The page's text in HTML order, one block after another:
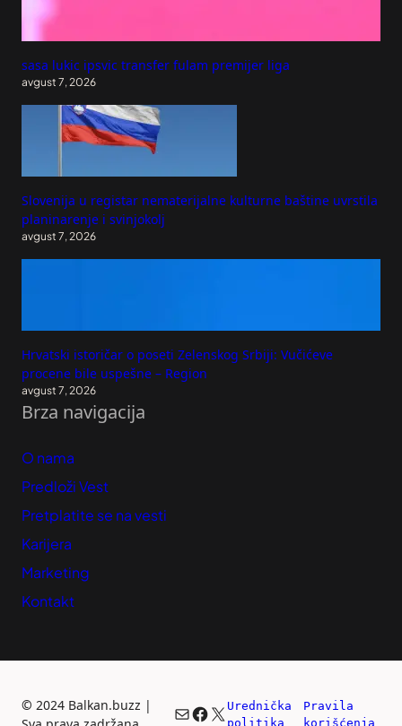
sasa lukic ipsvic transfer fulam premijer liga
avgust 7, 2026
Slovenija u registar nematerijalne kulturne baštine uvrstila
planinarenje i svinjokolj
avgust 7, 2026
Hrvatski istoričar o poseti Zelenskog Srbiji: Vučićeve
procene bile uspešne – Region
avgust 7, 2026
Brza navigacija
O nama
Predloži Vest
Pretplatite se na vesti
Karijera
Marketing
Kontakt
© 2024 Balkan.buzz |
Mail
Facebook
X Urednička
politika
Pravila
korišćenja